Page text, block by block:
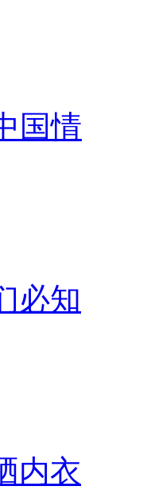
国情
必知
内衣